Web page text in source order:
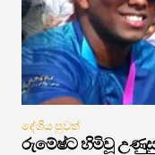
දේශීය පුවත්
රුමේෂ්ට හිමිවූ